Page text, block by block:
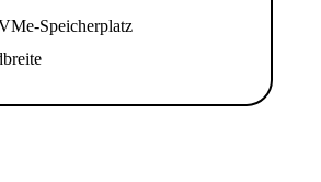
Speicherplatz